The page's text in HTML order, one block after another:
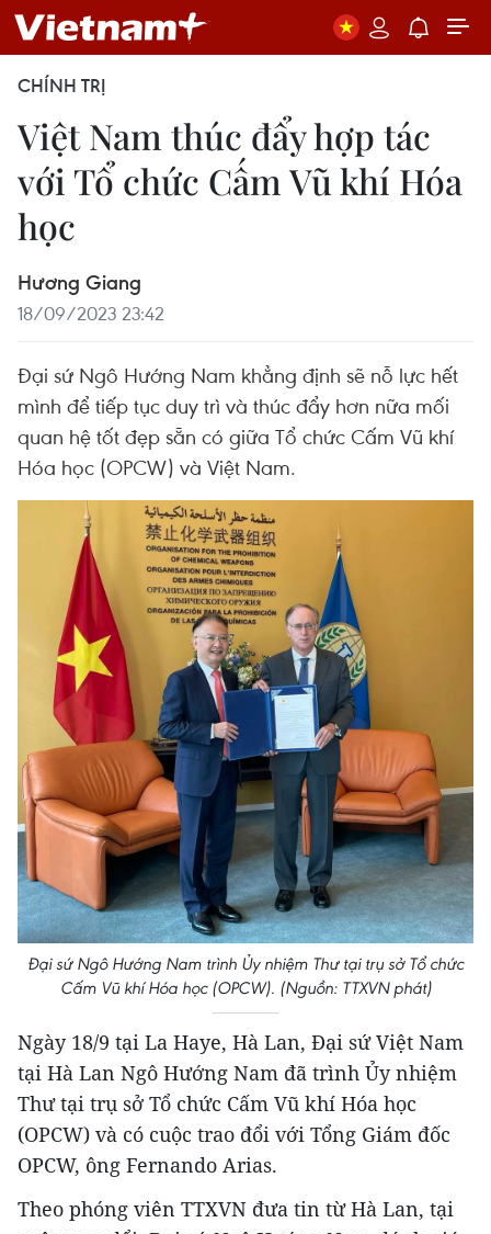
CHÍNH TRỊ
Việt Nam thúc đẩy hợp tác
với Tổ chức Cấm Vũ khí Hóa
học
Hương Giang
18/09/2023 23:42
Đại sứ Ngô Hướng Nam khẳng định sẽ nỗ lực hết
mình để tiếp tục duy trì và thúc đẩy hơn nữa mối
quan hệ tốt đẹp sẵn có giữa Tổ chức Cấm Vũ khí
Hóa học (OPCW) và Việt Nam.
Đại sứ Ngô Hướng Nam trình Ủy nhiệm Thư tại trụ sở Tổ chức
Cấm Vũ khí Hóa học (OPCW). (Nguồn: TTXVN phát)
Ngày 18/9 tại La Haye, Hà Lan, Đại sứ Việt Nam
tại Hà Lan Ngô Hướng Nam đã trình Ủy nhiệm
Thư tại trụ sở Tổ chức Cấm Vũ khí Hóa học
(OPCW) và có cuộc trao đổi với Tổng Giám đốc
OPCW, ông Fernando Arias.
Theo phóng viên TTXVN đưa tin từ Hà Lan, tại